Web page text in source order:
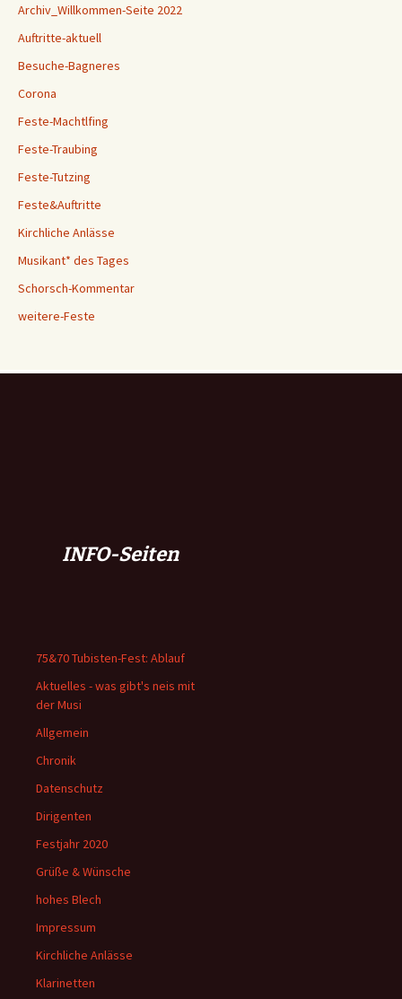
Archiv_Willkommen-Seite 2022
Auftritte-aktuell
Besuche-Bagneres
Corona
Feste-Machtlfing
Feste-Traubing
Feste-Tutzing
Feste&Auftritte
Kirchliche Anlässe
Musikant* des Tages
Schorsch-Kommentar
weitere-Feste
INFO-Seiten
75&70 Tubisten-Fest: Ablauf
Aktuelles - was gibt's neis mit
der Musi
Allgemein
Chronik
Datenschutz
Dirigenten
Festjahr 2020
Grüße & Wünsche
hohes Blech
Impressum
Kirchliche Anlässe
Klarinetten